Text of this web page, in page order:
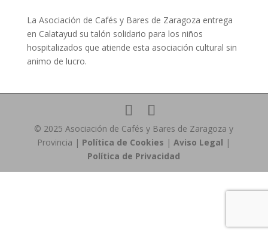
La Asociación de Cafés y Bares de Zaragoza entrega
en Calatayud su talón solidario para los niños
hospitalizados que atiende esta asociación cultural sin
animo de lucro.
© 2025 Asociación de Cafés y Bares de Zaragoza y
Provincia | Política de Cookies |Aviso Legal |
Política de Privacidad